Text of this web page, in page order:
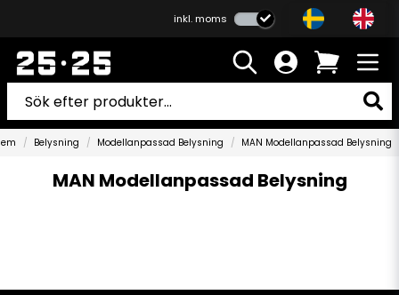
inkl. moms
Belysning Modellanpassad Belysning MAN Modellanpassad Belysning
MAN Modellanpassad Belysning